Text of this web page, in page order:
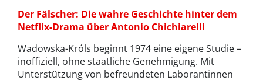
Der Fälscher: Die wahre Geschichte hinter dem
Netflix-Drama über Antonio Chichiarelli
Wadowska-Króls beginnt 1974 eine eigene Studie –
inoffiziell, ohne staatliche Genehmigung. Mit
Unterstützung von befreundeten Laborantinnen